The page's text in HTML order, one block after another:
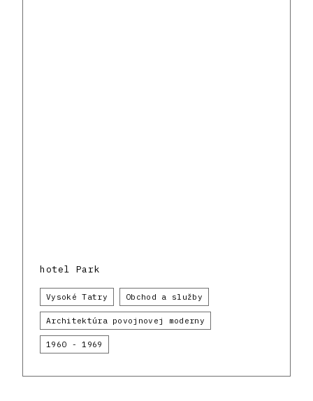
hotel Park
Vysoké Tatry Obchod a služby
Architektúra povojnovej moderny
1960 - 1969